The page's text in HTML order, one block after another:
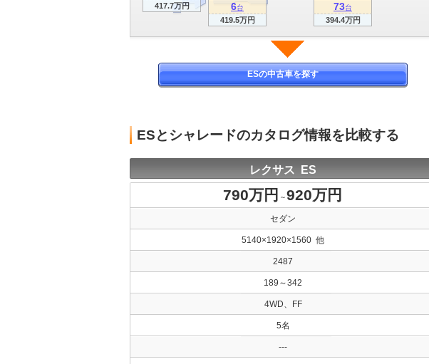
73台
394.4万円
417.7万円 6台
419.5万円
ESの中古車を探す
ESとシャレードのカタログ情報を比較する
レクサス ES
790万円 ～920万円
セダン
5140×1920×1560 他
2487
189～342
4WD、FF
5名
---